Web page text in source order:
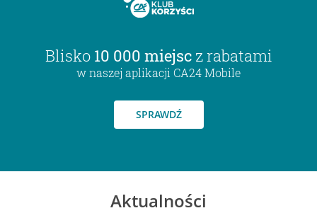
Blisko 10 000 miejsc z rabatami
w naszej aplikacji CA24 Mobile
SPRAWDŹ
Aktualności